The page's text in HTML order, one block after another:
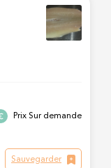
Prix Sur demande
Sauvegarder